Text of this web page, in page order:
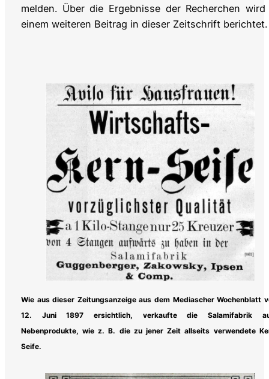
melden. Über die Ergebnisse der Recherchen
einem weiteren Beitrag in dieser Zeitschrift berichtet.
Wie aus dieser Zeitungsanzeige aus dem Mediascher Wochenblatt
12. Juni 1897 ersichtlich, verkaufte die Salamifabrik
Nebenprodukte, wie z. B. die zu jener Zeit allseits verwendete
Seife.